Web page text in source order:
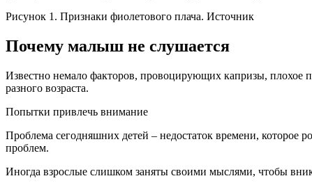
Рисунок 1. Признаки фиолетового плача. Источник
Почему малыш не слушается
Известно немало факторов, провоцирующих капризы, плохое
разного возраста.
Попытки привлечь внимание
Проблема сегодняшних детей – недостаток времени, которое
проблем.
Иногда взрослые слишком заняты своими мыслями, чтобы